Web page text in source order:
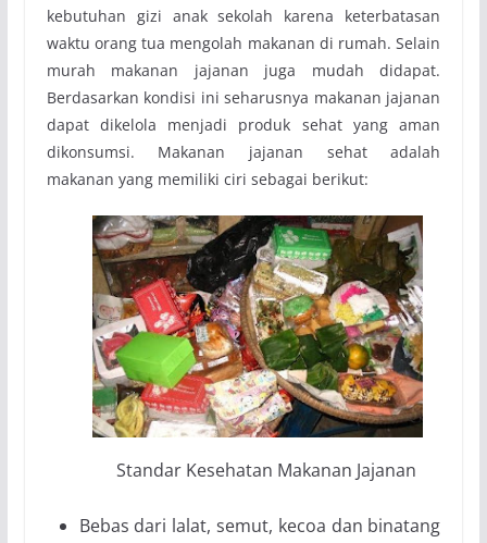
kebutuhan gizi anak sekolah karena keterbatasan
waktu orang tua mengolah makanan di rumah. Selain
murah makanan jajanan juga mudah didapat.
Berdasarkan kondisi ini seharusnya makanan jajanan
dapat dikelola menjadi produk sehat yang aman
dikonsumsi. Makanan jajanan sehat adalah
makanan­ yang memiliki ciri sebagai berikut:
Standar Kesehatan Makanan Jajanan
Bebas dari lalat, semut, kecoa dan binatang